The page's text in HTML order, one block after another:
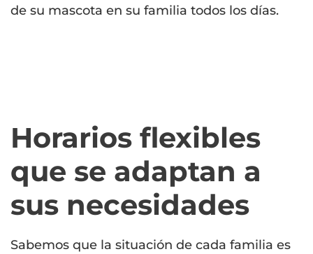
de su mascota en su familia todos los días.
Horarios flexibles
que se adaptan a
sus necesidades
Sabemos que la situación de cada familia es